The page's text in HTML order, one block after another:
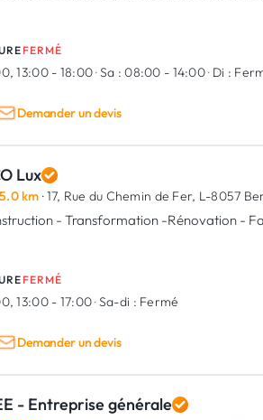
FERMÉ
13:00 - 18:00·Sa : 08:00 - 14:00· Di :
Demander un devis
Lux
5.0 km · 17, Rue du Chemin de Fer, L-8057
- Transformation -Rénovation -
FERMÉ
13:00 - 17:00·Sa-di : Fermé
Demander un devis
- Entreprise générale